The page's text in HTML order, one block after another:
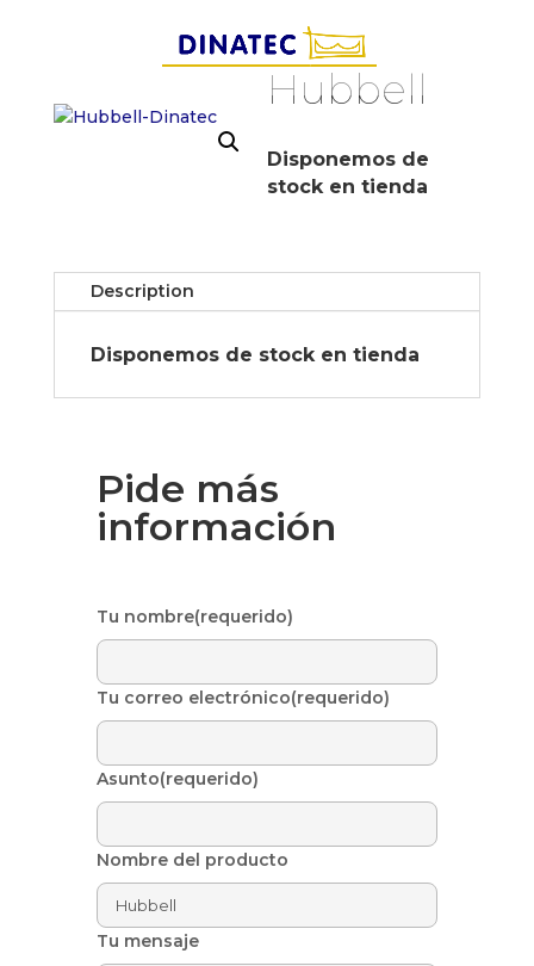
Hubbell
Disponemos de
stock en tienda
Description
Disponemos de stock en tienda
Pide más
información
Tu nombre(requerido)
Tu correo electrónico(requerido)
Asunto(requerido)
Nombre del producto
Tu mensaje